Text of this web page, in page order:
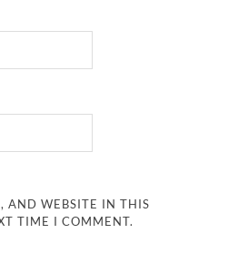
AND WEBSITE IN THIS
TIME I COMMENT.